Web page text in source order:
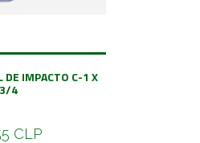
DE IMPACTO C-1 X
4
CLP